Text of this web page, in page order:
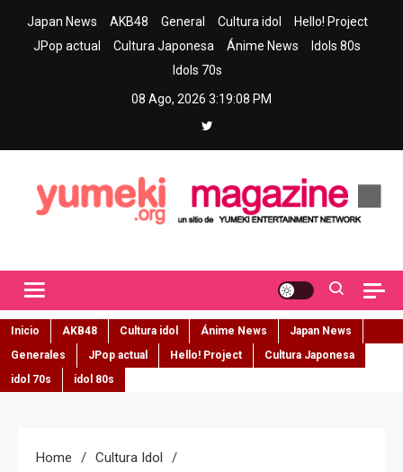
Japan News AKB48 General Cultura idol
Hello! Project
JPop actual
Cultura Japonesa Ánime News
Idols 80s
Idols 70s
08 Ago, 2026 3:19:09 PM
Inicio AKB48 Cultura idol Ánime News
Japan News
Generales
JPop actual Hello! Project
Cultura Japonesa
idol 70s
idol 80s
Home
Cultura Idol